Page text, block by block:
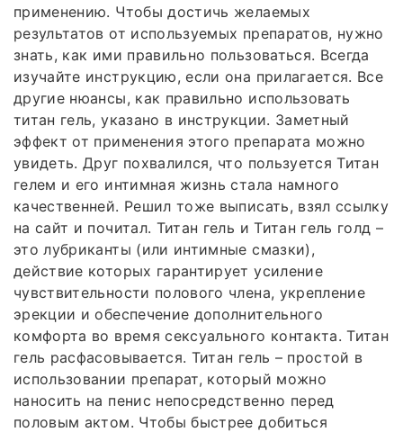
применению. Чтобы достичь желаемых
результатов от используемых препаратов, нужно
знать, как ими правильно пользоваться. Всегда
изучайте инструкцию, если она прилагается. Все
другие нюансы, как правильно использовать
титан гель, указано в инструкции. Заметный
эффект от применения этого препарата можно
увидеть. Друг похвалился, что пользуется Титан
гелем и его интимная жизнь стала намного
качественней. Решил тоже выписать, взял ссылку
на сайт и почитал. Титан гель и Титан гель голд –
это лубриканты (или интимные смазки),
действие которых гарантирует усиление
чувствительности полового члена, укрепление
эрекции и обеспечение дополнительного
комфорта во время сексуального контакта. Титан
гель расфасовывается. Титан гель – простой в
использовании препарат, который можно
наносить на пенис непосредственно перед
половым актом. Чтобы быстрее добиться